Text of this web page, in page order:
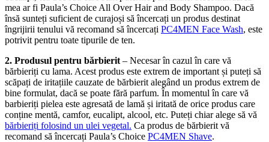
mea ar fi Paula’s Choice All Over Hair and Body Shampoo. Dacă
însă sunteți suficient de curajoși să încercați un produs destinat
îngrijirii tenului vă recomand să încercați PC4MEN Face Wash, este
potrivit pentru toate tipurile de ten.
2. Produsul pentru bărbierit – Necesar în cazul în care vă
bărbieriți cu lama. Acest produs este extrem de important și puteți să
scăpați de iritațiile cauzate de bărbierit alegând un produs extrem de
bine formulat, dacă se poate fără parfum. În momentul în care vă
barbieriți pielea este agresată de lamă și iritată de orice produs care
conține mentă, camfor, eucalipt, alcool, etc. Puteți chiar alege să vă
bărbieriți folosind un ulei vegetal. Ca produs de bărbierit vă
recomand să încercați Paula’s Choice PC4MEN Shave.